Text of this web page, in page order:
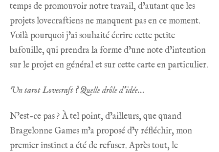
temps de promouvoir notre travail, d’autant que les
projets lovecraftiens ne manquent pas en ce moment.
Voilà pourquoi j’ai souhaité écrire cette petite
bafouille, qui prendra la forme d’une note d’intention
sur le projet en général et sur cette carte en particulier.
Un tarot Lovecraft ? Quelle drôle d’idée…
N’est-ce pas ? À tel point, d’ailleurs, que quand
Bragelonne Games m’a proposé d’y réfléchir, mon
premier instinct a été de refuser. Après tout, le